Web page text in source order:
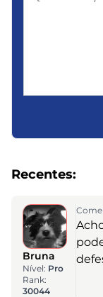
Recentes:
Bruna
Nível: Pro
Rank:
30044